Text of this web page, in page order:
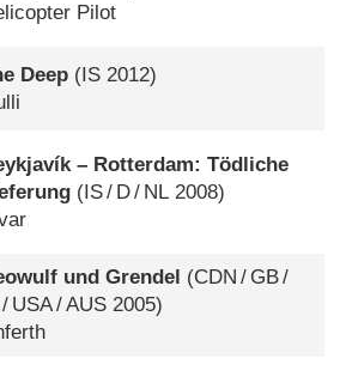
Pilot
Deep (IS 2012)
– Rotterdam: Tödliche
(IS/ D/ NL 2008)
und Grendel (CDN / GB/
/ USA/AUS 2005)